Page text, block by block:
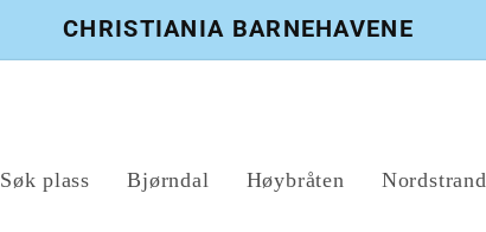
CHRISTIANIA BARNEHAVENE
Søk plass Bjørndal Høybråten Nordstrand